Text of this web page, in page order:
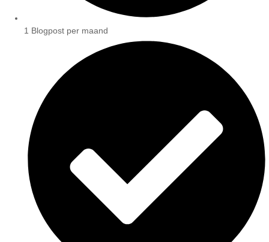
1 Blogpost per maand